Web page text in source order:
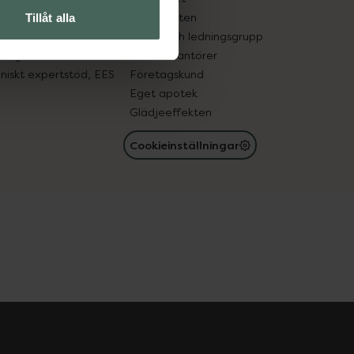
Tillåt alla
in gammal medicin
expertstöd, EES
Samarbeten
Ägare och ledningsgrupp
För leverantörer
Företagskund
Eget apotek
Glädjeeffekten
Cookieinställningar